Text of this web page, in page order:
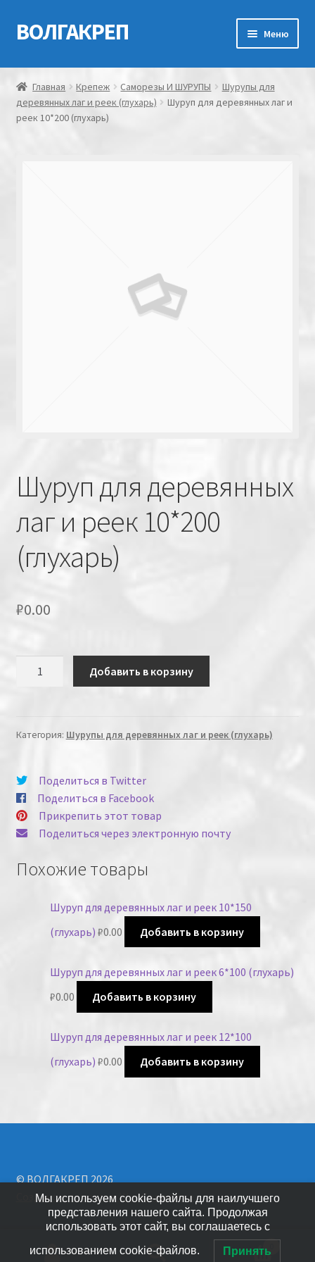
Перейти
к
Перейти
к
ВОЛГАКРЕП Меню
Главная
Контакты
Главная Крепеж Саморезы И ШУРУПЫ
Шурупы для
деревянных лаг и реек (глухарь)
Шуруп для деревянных лаг и
реек 10*200 (глухарь)
Шуруп для деревянных
лаг и реек 10*200
(глухарь)
₽0.00
Добавить в корзину
Категория: Шурупы для деревянных лаг и реек (глухарь)
Поделиться в Twitter
Поделиться в Facebook
Прикрепить этот товар
Поделиться через электронную почту
Похожие товары
Шуруп для деревянных лаг и реек 10*150
(глухарь) ₽0.00 Добавить в корзину
Шуруп для деревянных лаг и реек 6*100 (глухарь)
₽0.00 Добавить в корзину
Шуруп для деревянных лаг и реек 12*100
(глухарь) ₽0.00 Добавить в корзину
© ВОЛГАКРЕП 2026
Создано с помощью WooCommerce
Мы используем cookie-файлы для наилучшего
представления нашего сайта. Продолжая
использовать этот сайт, вы соглашаетесь с
использованием cookie-файлов. Принять